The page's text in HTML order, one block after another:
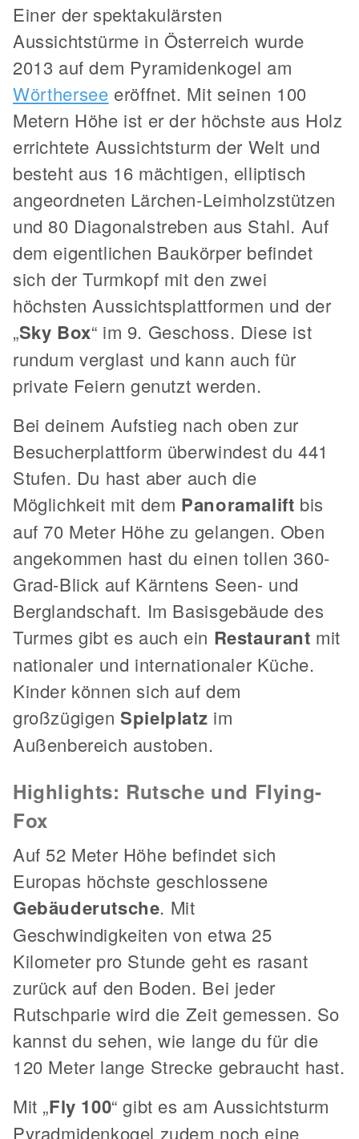
Einer der spektakulärsten
Aussichtstürme in Österreich wurde
2013 auf dem Pyramidenkogel am
Wörthersee eröffnet. Mit seinen 100
Metern Höhe ist er der höchste aus Holz
errichtete Aussichtsturm der Welt und
besteht aus 16 mächtigen, elliptisch
angeordneten Lärchen-Leimholzstützen
und 80 Diagonalstreben aus Stahl. Auf
dem eigentlichen Baukörper befindet
sich der Turmkopf mit den zwei
höchsten Aussichtsplattformen und der
„Sky Box“ im 9. Geschoss. Diese ist
rundum verglast und kann auch für
private Feiern genutzt werden.
Bei deinem Aufstieg nach oben zur
Besucherplattform überwindest du 441
Stufen. Du hast aber auch die
Möglichkeit mit dem Panoramalift bis
auf 70 Meter Höhe zu gelangen. Oben
angekommen hast du einen tollen 360-
Grad-Blick auf Kärntens Seen- und
Berglandschaft. Im Basisgebäude des
Turmes gibt es auch ein Restaurant mit
nationaler und internationaler Küche.
Kinder können sich auf dem
großzügigen Spielplatz im
Außenbereich austoben.
Highlights: Rutsche und Flying-
Fox
Auf 52 Meter Höhe befindet sich
Europas höchste geschlossene
Gebäuderutsche. Mit
Geschwindigkeiten von etwa 25
Kilometer pro Stunde geht es rasant
zurück auf den Boden. Bei jeder
Rutschparie wird die Zeit gemessen. So
kannst du sehen, wie lange du für die
120 Meter lange Strecke gebraucht hast.
Mit „Fly 100“ gibt es am Aussichtsturm
Pyradmidenkogel zudem noch eine